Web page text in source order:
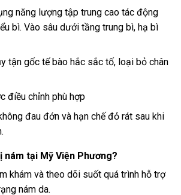
năng lượng tập trung cao tác động
bì. Vào sâu dưới tầng trung bì, hạ bì
tận gốc tế bào hắc sắc tố, loại bỏ chân
điều chỉnh phù hợp
đau đớn và hạn chế đỏ rát sau khi
tại Mỹ Viện Phương?
khám và theo dõi suốt quá trình hỗ trợ
nám da.